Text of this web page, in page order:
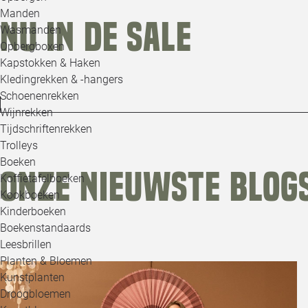
Manden
Wasmanden
Opbergboxen
Kapstokken & Haken
Kledingrekken & -hangers
Schoenenrekken
Wijnrekken
Tijdschriftenrekken
Trolleys
Boeken
Koffietafelboeken
Kookboeken
Kinderboeken
Boekenstandaards
Leesbrillen
Planten & Bloemen
Kunstplanten
Droogbloemen
Korting tot -70%
Nu in de sale
Onze nieuwste